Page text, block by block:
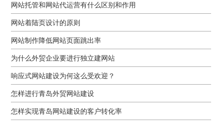
网站托管和网站代运营有什么区别和作用
网站着陆页设计的原则
网站制作降低网站页面跳出率
为什么外贸企业要进行独立建网站
响应式网站建设为何这么受欢迎？
怎样进行青岛外贸网站建设
怎样实现青岛网站建设的客户转化率